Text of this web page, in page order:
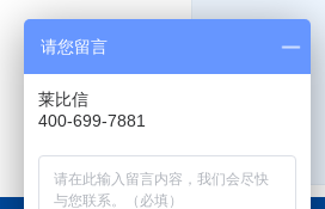
请您留言
莱比信
400-699-7881